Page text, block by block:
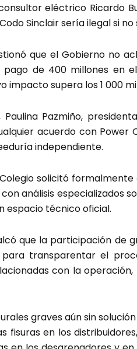
eléctrico Ricardo
Sinclair sería ilegal si
que el Gobierno no
de 400 millones en
impacto supera los 1 000
Pazmiño,
acuerdo con
independiente.
solicitó
análisis especializados
espacio técnico oficial.
que la participación de
transparentar el
con la
graves aún sin solución
fisuras en los